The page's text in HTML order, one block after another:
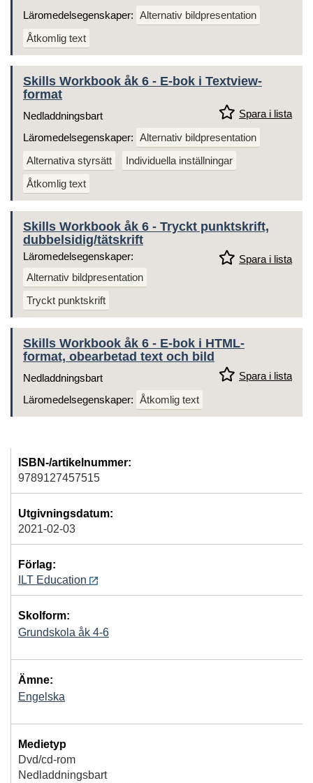
Läromedelsegenskaper: Alternativ bildpresentation
Åtkomlig text
Skills Workbook åk 6 - E-bok i Textview-
format
Spara i lista
Nedladdningsbart
Läromedelsegenskaper: Alternativ bildpresentation
Alternativa styrsätt
Individuella inställningar
Åtkomlig text
Skills Workbook åk 6 - Tryckt punktskrift,
dubbelsidig/tätskrift
Spara i lista
Läromedelsegenskaper:
Alternativ bildpresentation
Tryckt punktskrift
Skills Workbook åk 6 - E-bok i HTML-
format, obearbetad text och bild
Spara i lista
Nedladdningsbart
Läromedelsegenskaper: Åtkomlig text
ISBN-/artikelnummer:
9789127457515
Utgivningsdatum:
2021-02-03
Förlag:
ILT Education
Skolform:
Grundskola åk 4-6
Ämne:
Engelska
Medietyp
Dvd/cd-rom
Nedladdningsbart